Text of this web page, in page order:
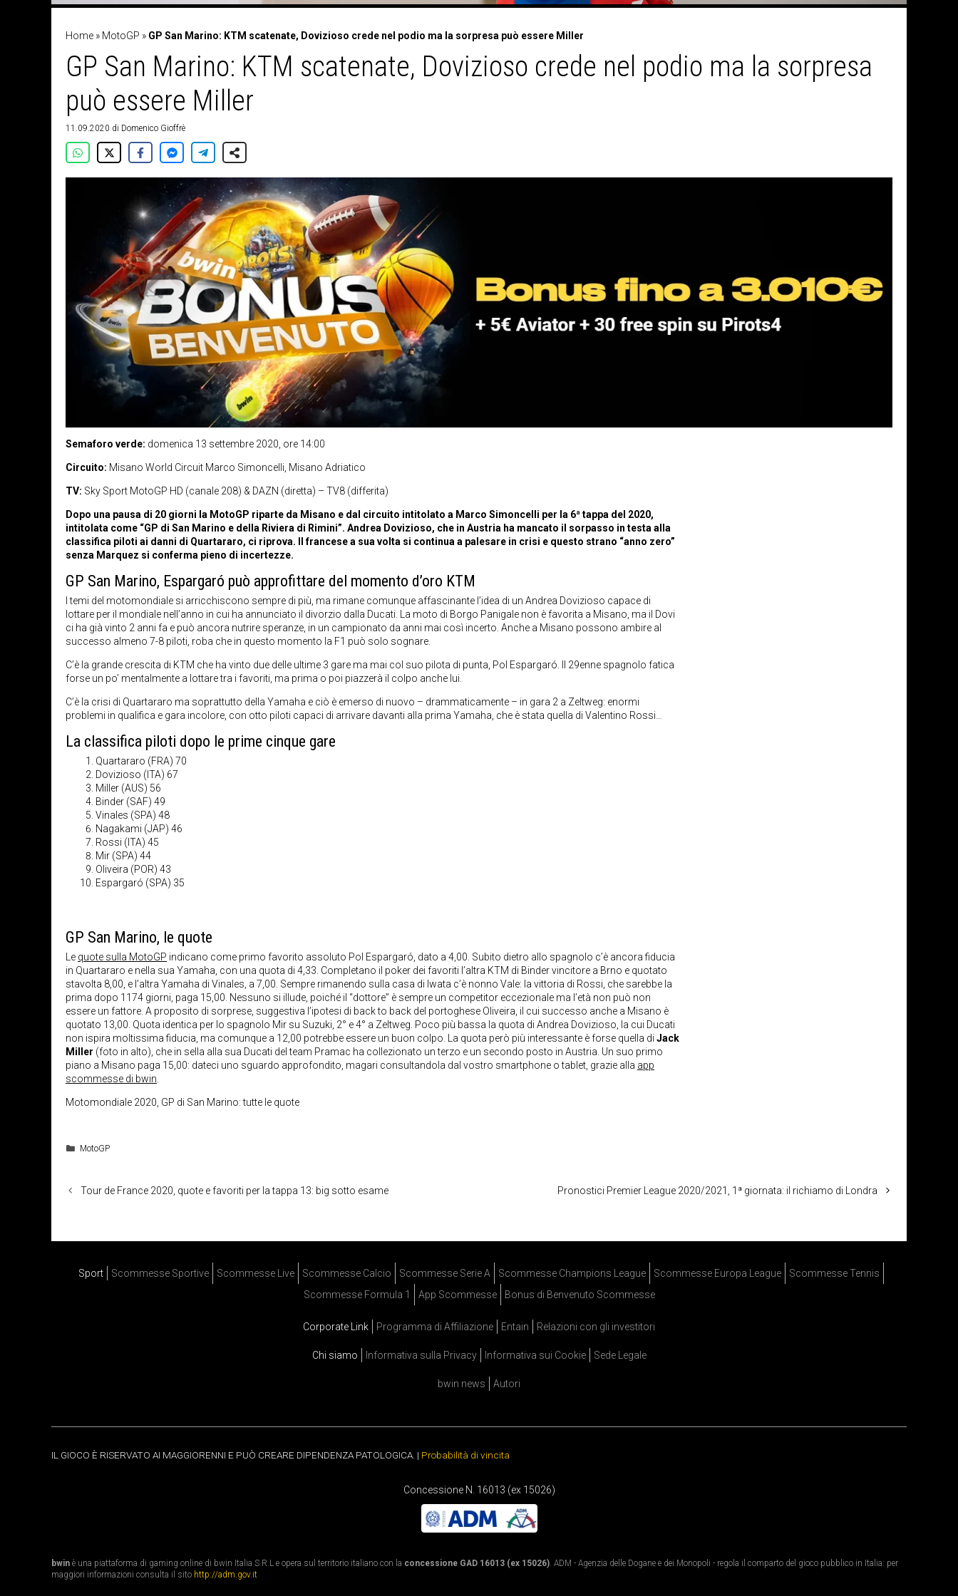
Home » MotoGP » GP San Marino: KTM scatenate, Dovizioso crede nel podio ma la sorpresa può essere Miller
GP San Marino: KTM scatenate, Dovizioso crede nel podio ma la sorpresa
può essere Miller
11.09.2020 di Domenico Gioffrè
Semaforo verde: domenica 13 settembre 2020, ore 14:00
Circuito: Misano World Circuit Marco Simoncelli, Misano Adriatico
TV: Sky Sport MotoGP HD (canale 208) & DAZN (diretta) – TV8 (differita)
Dopo una pausa di 20 giorni la MotoGP riparte da Misano e dal circuito intitolato a Marco Simoncelli per la 6ª tappa del 2020,
intitolata come “GP di San Marino e della Riviera di Rimini”. Andrea Dovizioso, che in Austria ha mancato il sorpasso in testa alla
classifica piloti ai danni di Quartararo, ci riprova. Il francese a sua volta si continua a palesare in crisi e questo strano “anno zero”
senza Marquez si conferma pieno di incertezze.
GP San Marino, Espargaró può approfittare del momento d’oro KTM
I temi del motomondiale si arricchiscono sempre di più, ma rimane comunque affascinante l’idea di un Andrea Dovizioso capace di
lottare per il mondiale nell’anno in cui ha annunciato il divorzio dalla Ducati. La moto di Borgo Panigale non è favorita a Misano, ma il Dovi
ci ha già vinto 2 anni fa e può ancora nutrire speranze, in un campionato da anni mai così incerto. Anche a Misano possono ambire al
successo almeno 7-8 piloti, roba che in questo momento la F1 può solo sognare.
C’è la grande crescita di KTM che ha vinto due delle ultime 3 gare ma mai col suo pilota di punta, Pol Espargaró. Il 29enne spagnolo fatica
forse un po’ mentalmente a lottare tra i favoriti, ma prima o poi piazzerà il colpo anche lui.
C’è la crisi di Quartararo ma soprattutto della Yamaha e ciò è emerso di nuovo – drammaticamente – in gara 2 a Zeltweg: enormi
problemi in qualifica e gara incolore, con otto piloti capaci di arrivare davanti alla prima Yamaha, che è stata quella di Valentino Rossi…
La classifica piloti dopo le prime cinque gare
Quartararo (FRA) 70
Dovizioso (ITA) 67
Miller (AUS) 56
Binder (SAF) 49
Vinales (SPA) 48
Nagakami (JAP) 46
Rossi (ITA) 45
Mir (SPA) 44
Oliveira (POR) 43
Espargaró (SPA) 35
GP San Marino, le quote
Le quote sulla MotoGP indicano come primo favorito assoluto Pol Espargaró, dato a 4,00. Subito dietro allo spagnolo c’è ancora fiducia
in Quartararo e nella sua Yamaha, con una quota di 4,33. Completano il poker dei favoriti l’altra KTM di Binder vincitore a Brno e quotato
stavolta 8,00, e l’altra Yamaha di Vinales, a 7,00. Sempre rimanendo sulla casa di Iwata c’è nonno Vale: la vittoria di Rossi, che sarebbe la
prima dopo 1174 giorni, paga 15,00. Nessuno si illude, poiché il “dottore” è sempre un competitor eccezionale ma l’età non può non
essere un fattore. A proposito di sorprese, suggestiva l’ipotesi di back to back del portoghese Oliveira, il cui successo anche a Misano è
quotato 13,00. Quota identica per lo spagnolo Mir su Suzuki, 2° e 4° a Zeltweg. Poco più bassa la quota di Andrea Dovizioso, la cui Ducati
non ispira moltissima fiducia, ma comunque a 12,00 potrebbe essere un buon colpo. La quota però più interessante è forse quella di Jack
Miller (foto in alto), che in sella alla sua Ducati del team Pramac ha collezionato un terzo e un secondo posto in Austria. Un suo primo
piano a Misano paga 15,00: dateci uno sguardo approfondito, magari consultandola dal vostro smartphone o tablet, grazie alla app
scommesse di bwin
Motomondiale 2020, GP di San Marino: tutte le quote
Categorie
MotoGP
Tour de France 2020, quote e favoriti per la tappa 13: big sotto esame Pronostici Premier League 2020/2021, 1ª giornata: il richiamo di Londra
Sport Scommesse Sportive Scommesse Live Scommesse Calcio Scommesse Serie A Scommesse Champions League Scommesse Europa League
Scommesse Tennis
Scommesse Formula 1
App Scommesse Bonus di Benvenuto Scommesse
Corporate Link Programma di Affiliazione Entain Relazioni con gli investitori
Chi siamo Informativa sulla Privacy Informativa sui Cookie Sede Legale
bwin news Autori
IL GIOCO È RISERVATO AI MAGGIORENNI E PUÒ CREARE DIPENDENZA PATOLOGICA. | Probabilità di vincita
Concessione N. 16013 (ex 15026)
bwin è una piattaforma di gaming online di bwin Italia S.R.L e opera sul territorio italiano con la concessione GAD 16013 (ex 15026). ADM - Agenzia delle Dogane e dei Monopoli - regola il comparto del gioco pubblico in Italia: per
maggiori informazioni consulta il sito http://adm.gov.it